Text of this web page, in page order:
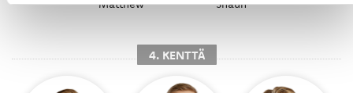
Matthew
Shaun
4. KENTTÄ